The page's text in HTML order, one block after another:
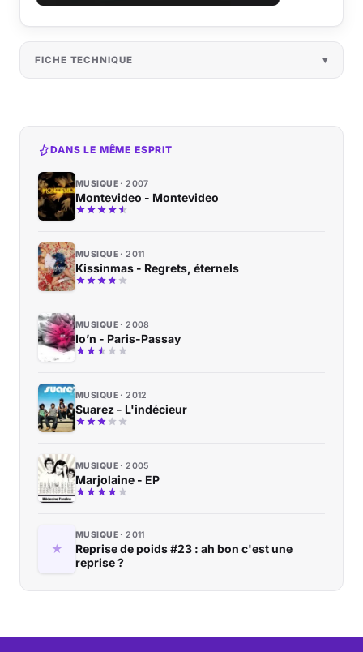
FICHE TECHNIQUE
DANS LE MÊME ESPRIT
MUSIQUE 2007
Montevideo - Montevideo
MUSIQUE 2011
Kissinmas - Regrets, éternels
MUSIQUE 2008
Io’n - Paris-Passay
MUSIQUE 2012
Suarez - L'indécieur
MUSIQUE 2005
Marjolaine - EP
MUSIQUE 2011
Reprise de poids #23 : ah bon c'est une
reprise ?